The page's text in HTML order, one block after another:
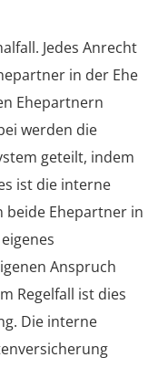
Jedes Anrecht
in der Ehe
Ehepartnern
werden die
geteilt, indem
ist die interne
beide Ehepartner in
Anspruch
Regelfall ist dies
Die interne